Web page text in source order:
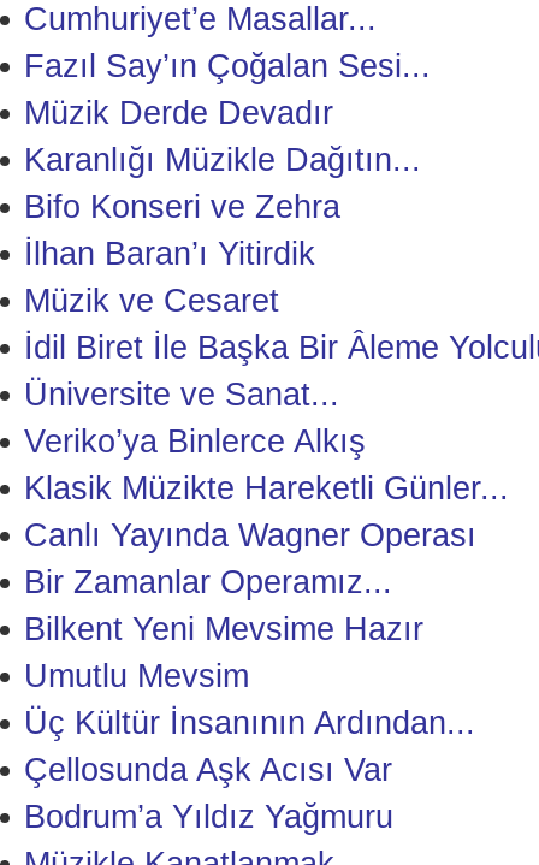
Cumhuriyet’e Masallar...
Fazıl Say’ın Çoğalan Sesi...
Müzik Derde Devadır
Karanlığı Müzikle Dağıtın...
Bifo Konseri ve Zehra
İlhan Baran’ı Yitirdik
Müzik ve Cesaret
İdil Biret İle Başka Bir Âleme
Üniversite ve Sanat...
Veriko’ya Binlerce Alkış
Klasik Müzikte Hareketli Günler...
Canlı Yayında Wagner Operası
Bir Zamanlar Operamız...
Bilkent Yeni Mevsime Hazır
Umutlu Mevsim
Üç Kültür İnsanının Ardından...
Çellosunda Aşk Acısı Var
Bodrum’a Yıldız Yağmuru